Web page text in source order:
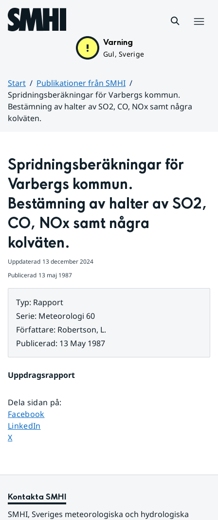
Hoppa till sidans innehåll
Varning
Gul, Sverige
Start
Publikationer från SMHI
Spridningsberäkningar för Varbergs kommun.
Bestämning av halter av SO2, CO, NOx samt några
kolväten.
Spridningsberäkningar för
Varbergs kommun.
Bestämning av halter av SO2,
CO, NOx samt några
kolväten.
Uppdaterad 13 december 2024
Publicerad 13 maj 1987
Typ: Rapport
Serie: Meteorologi 60
Författare: Robertson, L.
Publicerad: 13 May 1987
Uppdragsrapport
Dela sidan på:
Dela sidan på
Facebook
Dela sidan på
LinkedIn
Dela sidan på
X
Kontakta SMHI
SMHI, Sveriges meteorologiska och hydrologiska